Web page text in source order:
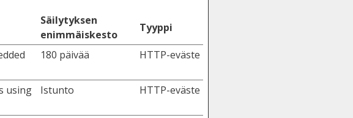
Säilytyksen
enimmäiskesto
Tyyppi
180 päivää HTTP-eväste
using
Istunto HTTP-eväste